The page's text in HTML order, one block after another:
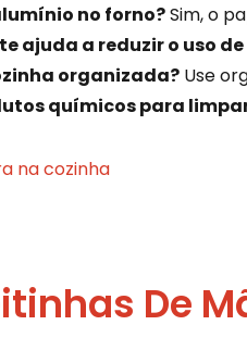
no forno?Sim, o
ajuda a reduzir o uso de
organizada? Use
químicos para
na cozinha
De